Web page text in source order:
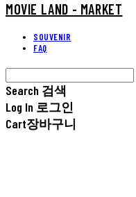
MOVIE LAND - MARKET
SOUVENIR
FAQ
Search 검색
Log In 로그인
Cart장바구니